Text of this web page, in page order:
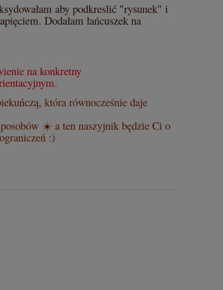
aby podkreslić "rysunek" i
Dodałam łańcuszek na
na konkretny
która równocześnie daje
☀️ a ten naszyjnik będzie Ci o
:)